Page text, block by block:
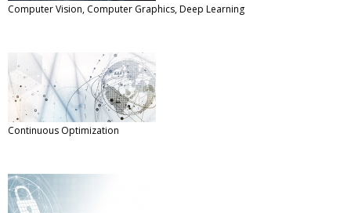
Computer Vision, Computer Graphics, Deep Learning
Continuous Optimization